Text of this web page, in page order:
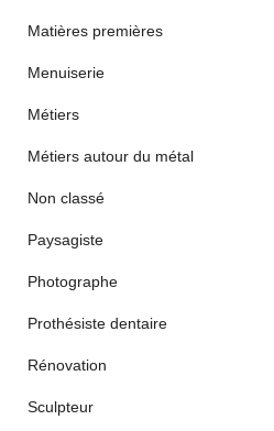
Matières premières
Menuiserie
Métiers
Métiers autour du métal
Non classé
Paysagiste
Photographe
Prothésiste dentaire
Rénovation
Sculpteur